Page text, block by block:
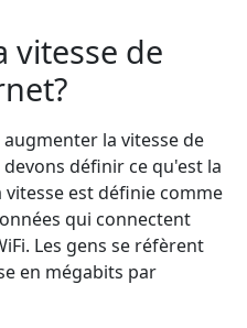
vitesse de
la vitesse de
définir ce qu'est la
vitesse est définie comme
qui connectent
Les gens se réfèrent
en mégabits par